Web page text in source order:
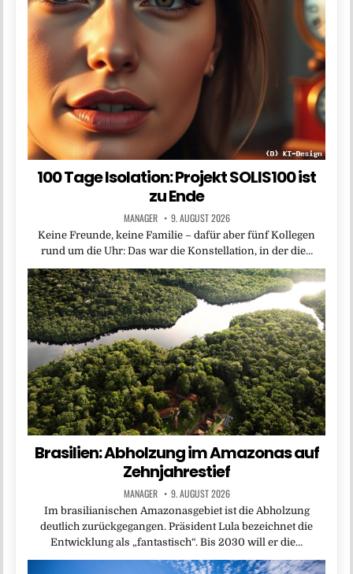
100 Tage Isolation: Projekt SOLIS100 ist
zu Ende
MANAGER 9. AUGUST 2026
Keine Freunde, keine Familie – dafür aber fünf Kollegen
rund um die Uhr: Das war die Konstellation, in der die…
Brasilien: Abholzung im Amazonas auf
Zehnjahrestief
MANAGER 9. AUGUST 2026
Im brasilianischen Amazonasgebiet ist die Abholzung
deutlich zurückgegangen. Präsident Lula bezeichnet die
Entwicklung als „fantastisch“. Bis 2030 will er die…